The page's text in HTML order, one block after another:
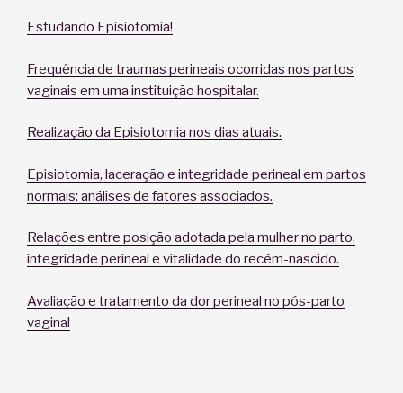
Estudando Episiotomia!
Frequência de traumas perineais ocorridas nos partos
vaginais em uma instituição hospitalar.
Realização da Episiotomia nos dias atuais.
Episiotomia, laceração e integridade perineal em partos
normais: análises de fatores associados.
Relações entre posição adotada pela mulher no parto,
integridade perineal e vitalidade do recém-nascido.
Avaliação e tratamento da dor perineal no pós-parto
vaginal